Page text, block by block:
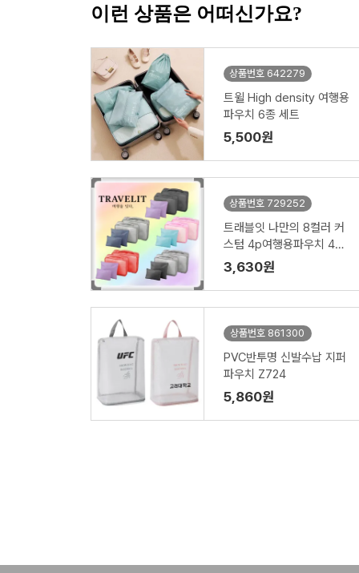
이런 상품은 어떠신가요?
상품번호 642279
트윌 High density 여행용
파우치 6종 세트
5,500원
상품번호 729252
트래블잇 나만의 8컬러 커
스텀 4p여행용파우치 4종
세트 캐리어정리 실속구성
3,630원
상품번호 861300
PVC반투명 신발수납 지퍼
파우치 Z724
5,860원